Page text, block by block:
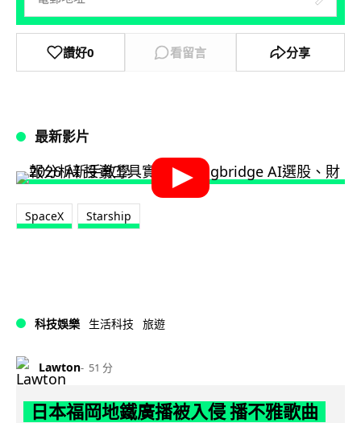
讚好0 看留言 分享
最新影片
SpaceX Starship
科技娛樂 生活科技 旅遊
Lawton 51 分
日本福岡地鐵廣播被入侵 播不雅歌曲